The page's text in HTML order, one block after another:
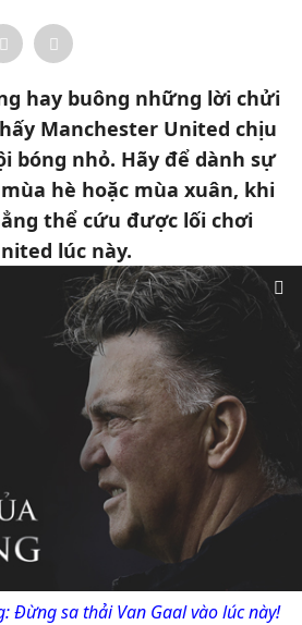
hay buông những lời chửi
Manchester United chịu
bóng nhỏ. Hãy để dành sự
hè hoặc mùa xuân, khi
thể cứu được lối chơi
lúc này.
Đừng sa thải Van Gaal vào lúc này!